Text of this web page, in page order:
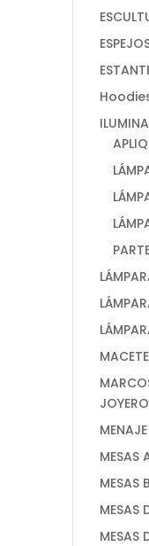
MENAJE
MESAS
MESAS
MESAS
MESAS